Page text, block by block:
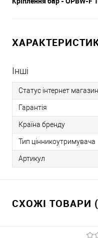
Інші
Статус інтернет
Гарантія
Країна бренду
Тип цінникоутримувача
Артикул
СХОЖІ ТОВАРИ